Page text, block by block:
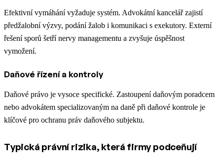
Efektivní vymáhání vyžaduje systém. Advokátní kancelář zajistí
předžalobní výzvy, podání žalob i komunikaci s exekutory. Externí
řešení sporů šetří nervy managementu a zvyšuje úspěšnost
vymožení.
Daňové řízení a kontroly
Daňové právo je vysoce specifické. Zastoupení daňovým poradcem
nebo advokátem specializovaným na daně při daňové kontrole je
klíčové pro ochranu práv daňového subjektu.
Typická právní rizika, která firmy podceňují